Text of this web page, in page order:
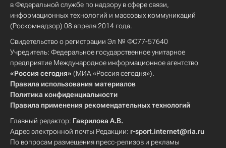
в Федеральной службе по надзору в сфере связи,
информационных технологий и массовых коммуникаций
(Роскомнадзор) 08 апреля 2014 года.
Свидетельство о регистрации Эл № ФС77-57640
Учредитель: Федеральное государственное унитарное
предприятие Международное информационное агентство
«Россия сегодня» (МИА «Россия сегодня»).
Правила использования материалов
Политика конфиденциальности
Правила применения рекомендательных технологий
Главный редактор: Гаврилова А.В.
Адрес электронной почты Редакции: r-sport.internet@ria.ru
По вопросам размещения пресс-релизов и рекламы